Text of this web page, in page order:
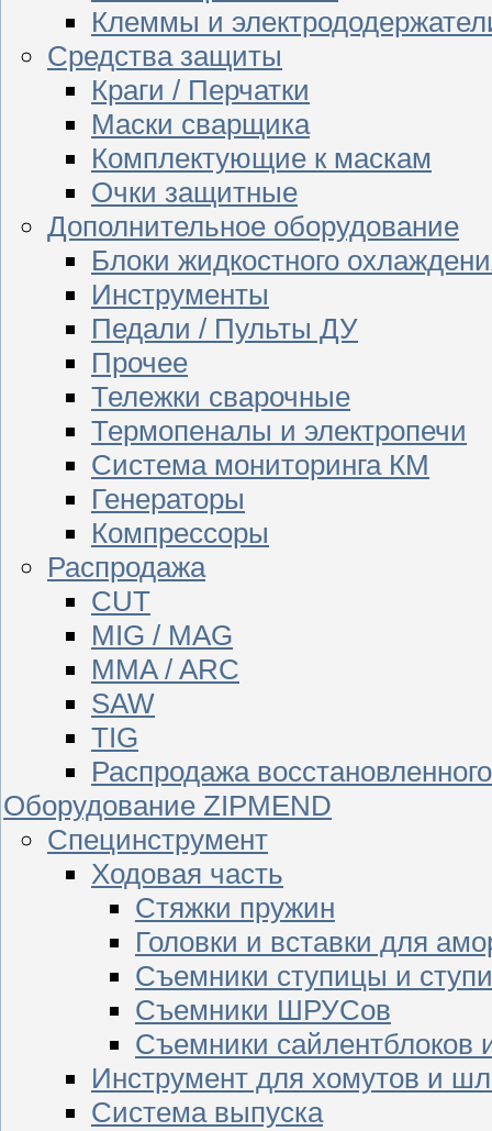
Клеммы и
Средства защиты
Краги / Перчатки
Маски сварщика
Комплектующие к маскам
Очки защитные
Дополнительное оборудование
Блоки жидкостного
Инструменты
Педали / Пульты ДУ
Прочее
Тележки сварочные
Термопеналы и электропечи
Система мониторинга КМ
Генераторы
Компрессоры
Распродажа
CUT
MIG / MAG
MMA / ARC
SAW
TIG
Распродажа
Оборудование ZIPMEND
Специнструмент
Ходовая часть
Стяжки пружин
Головки и вставки для
Съемники ступицы и
Съемники ШРУСов
Съемники сайлентблоков
Инструмент для хомутов и
Система выпуска